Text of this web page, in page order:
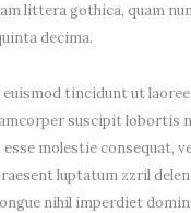
littera gothica, quam
decima.
tincidunt ut
suscipit lobortis
molestie consequat,
luptatum zzril
nihil imperdiet